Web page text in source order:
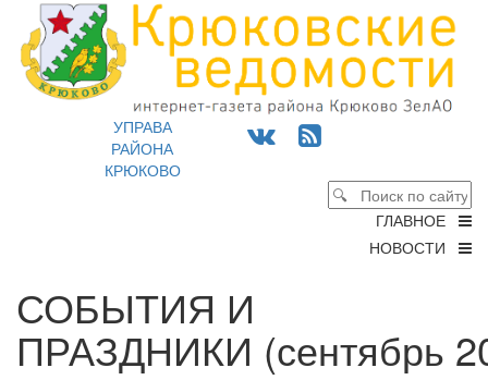
УПРАВА
РАЙОНА
КРЮКОВО
ГЛАВНОЕ
НОВОСТИ
СОБЫТИЯ И
ПРАЗДНИКИ (сентябрь